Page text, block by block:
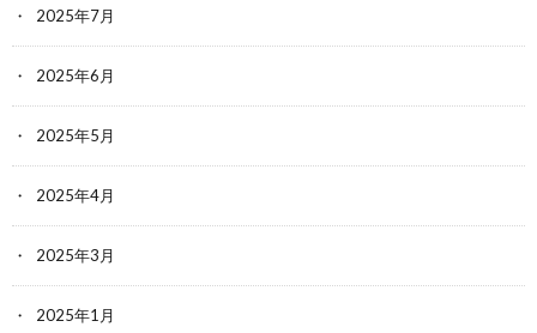
2025年7月
2025年6月
2025年5月
2025年4月
2025年3月
2025年1月